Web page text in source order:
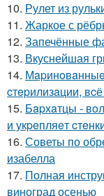
10. Рулет из
11. Жаркое с
12. Запечённые
13. Вкуснейшая
14.
cтepилизaции,
15. Бapхaтцы -
и укpeпляeт
16. Советы по
изабелла
17. Полная
виноград осенью